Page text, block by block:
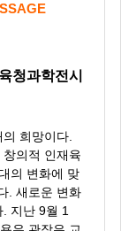
청과학전시
희망이다.
의적 인재육
의 변화에 맞
. 새로운 변화
지난 9월 1